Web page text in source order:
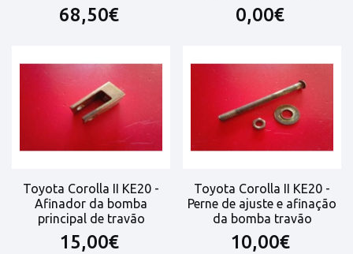
68,50€ 0,00€
Toyota Corolla II KE20 -
Afinador da bomba
principal de travão
15,00€
Toyota Corolla II KE20 -
Perne de ajuste e afinação
da bomba travão
10,00€